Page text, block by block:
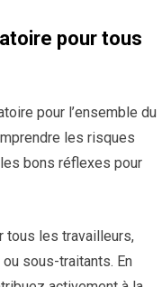
pour tous
pour l’ensemble du
les risques
bons réflexes pour
tous les travailleurs,
sous-traitants. En